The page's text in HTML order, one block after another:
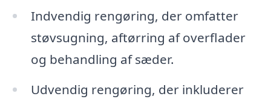
Indvendig rengøring, der omfatter
støvsugning, aftørring af overflader
og behandling af sæder.
Udvendig rengøring, der inkluderer